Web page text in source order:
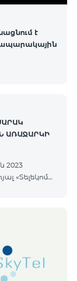
է
ԱՌԱՋԱՐԿԻ
2023
«Տելեկոմ